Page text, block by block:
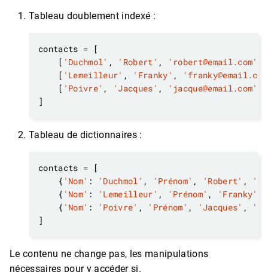
Tableau doublement indexé :
contacts =
    [
'Duchmol' , 'Robert' ,
'robert@email.com'
    [
'Lemeilleur' , 'Franky' ,
    [
'Poivre' , 'Jacques' , 'jacque@email.com'
Tableau de dictionnaires :
contacts =
    {
'Nom' : 'Duchmol' , 'Prénom' , 'Robert' ,
    {
'Nom' : 'Lemeilleur' , 'Prénom' , 'Franky'
    {
'Nom' : 'Poivre' , 'Prénom' , 'Jacques' ,
Le contenu ne change pas, les manipulations
nécessaires pour y accéder si.